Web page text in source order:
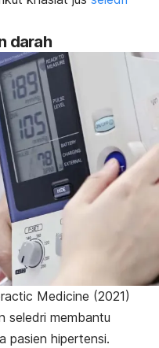
darah
Medicine (2021)
seledri membantu
pasien hipertensi.